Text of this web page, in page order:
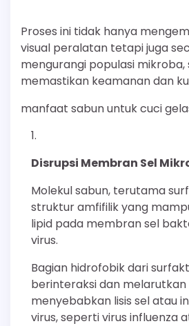
Proses ini tidak hanya
visual peralatan tetapi juga
mengurangi populasi mikroba,
memastikan keamanan dan
manfaat sabun untuk cuci
Disrupsi Membran Sel
Molekul sabun, terutama
struktur amfifilik yang
lipid pada membran sel
virus.
Bagian hidrofobik dari
berinteraksi dan melarutkan
menyebabkan lisis sel atau
virus, seperti virus influenza